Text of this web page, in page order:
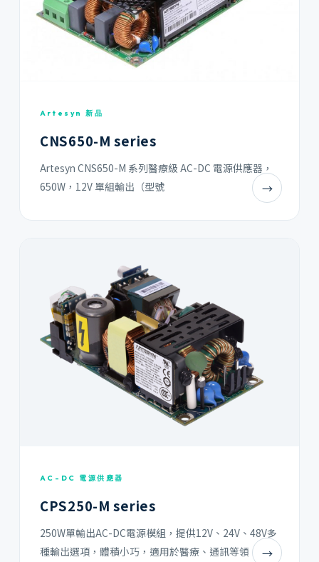
Artesyn 新品
CNS650-M series
Artesyn CNS650-M 系列醫療級 AC-DC 電源供應器，
650W，12V 單組輸出（型號
→
AC-DC 電源供應器
CPS250-M series
250W單輸出AC-DC電源模組，提供12V、24V、48V多
種輸出選項，體積小巧，適用於醫療、通訊等領
→